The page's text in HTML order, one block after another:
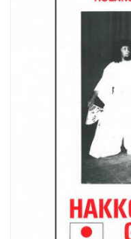
Cible de frappe
Condition physique
Accessoires
Décoration